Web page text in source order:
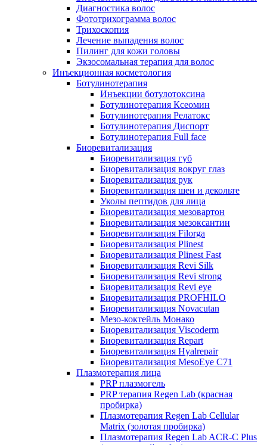
Диагностика волос
Фототрихограмма волос
Трихоскопия
Лечение выпадения волос
Пилинг для кожи головы
Экзосомальная терапия для волос
Инъекционная косметология
Ботулинотерапия
Инъекции ботулотоксина
Ботулинотерапия Ксеомин
Ботулинотерапия Релатокс
Ботулинотерапия Диспорт
Ботулинотерапия Full face
Биоревитализация
Биоревитализация губ
Биоревитализация вокруг глаз
Биоревитализация рук
Биоревитализация шеи и декольте
Уколы пептидов для лица
Биоревитализация мезовартон
Биоревитализация мезоксантин
Биоревитализация Filorga
Биоревитализация Plinest
Биоревитализация Plinest Fast
Биоревитализация Revi Silk
Биоревитализация Revi strong
Биоревитализация Revi eye
Биоревитализация PROFHILO
Биоревитализация Novacutan
Мезо-коктейль Монако
Биоревитализация Viscoderm
Биоревитализация Repart
Биоревитализация Hyalrepair
Биоревитализация MesoEye C71
Плазмотерапия лица
PRP плазмогель
PRP терапия Regen Lab (красная
пробирка)
Плазмотерапия Regen Lab Cellular
Matrix (золотая пробирка)
Плазмотерапия Regen Lab ACR-C Plus